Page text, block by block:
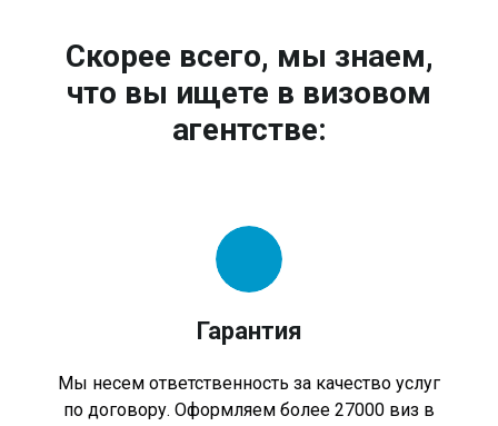
Скорее всего, мы знаем,
что вы ищете в визовом
агентстве:
Гарантия
Мы несем ответственность за качество услуг
по договору. Оформляем более 27000 виз в